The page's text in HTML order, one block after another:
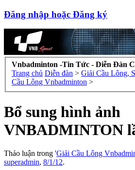
Đăng nhập hoặc Đăng ký
Vnbadminton -Tin Tức - Diễn Đàn
Trang chủ Diễn đàn > Giải Cầu Lông,
Cầu Lông Vnbadminton >
Bổ sung hình ảnh
VNBADMINTON
Thảo luận trong 'Giải Cầu Lông
superadmin, 8/1/12.